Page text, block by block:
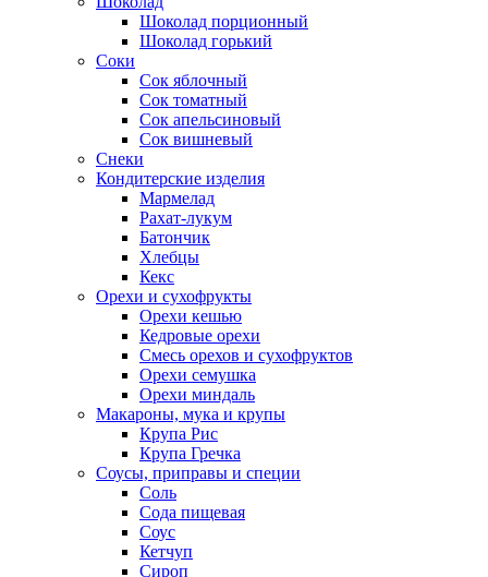
Шоколад порционный
Шоколад горький
Соки
Сок яблочный
Сок томатный
Сок апельсиновый
Сок вишневый
Снеки
Кондитерские изделия
Мармелад
Рахат-лукум
Батончик
Хлебцы
Кекс
Орехи и сухофрукты
Орехи кешью
Кедровые орехи
Смесь орехов и сухофруктов
Орехи семушка
Орехи миндаль
Макароны, мука и крупы
Крупа Рис
Крупа Гречка
Соусы, приправы и специи
Соль
Сода пищевая
Соус
Кетчуп
Сироп